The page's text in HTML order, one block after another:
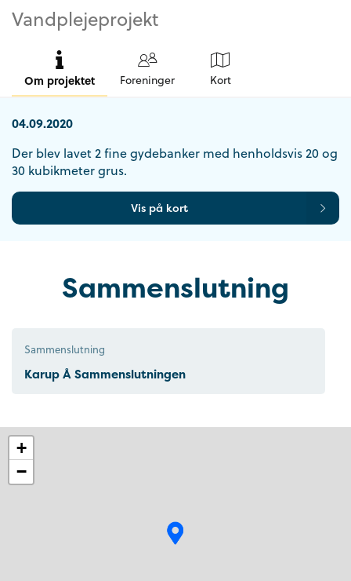
Vandplejeprojekt
Om projektet Foreninger Kort
04.09.2020
Der blev lavet 2 fine gydebanker med henholdsvis 20 og
30 kubikmeter grus.
Vis på kort
Sammenslutning
Sammenslutning
Karup Å Sammenslutningen
+
−